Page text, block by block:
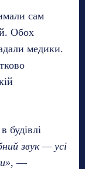
сам
Обох
медики.
будівлі
звук — усі
, —